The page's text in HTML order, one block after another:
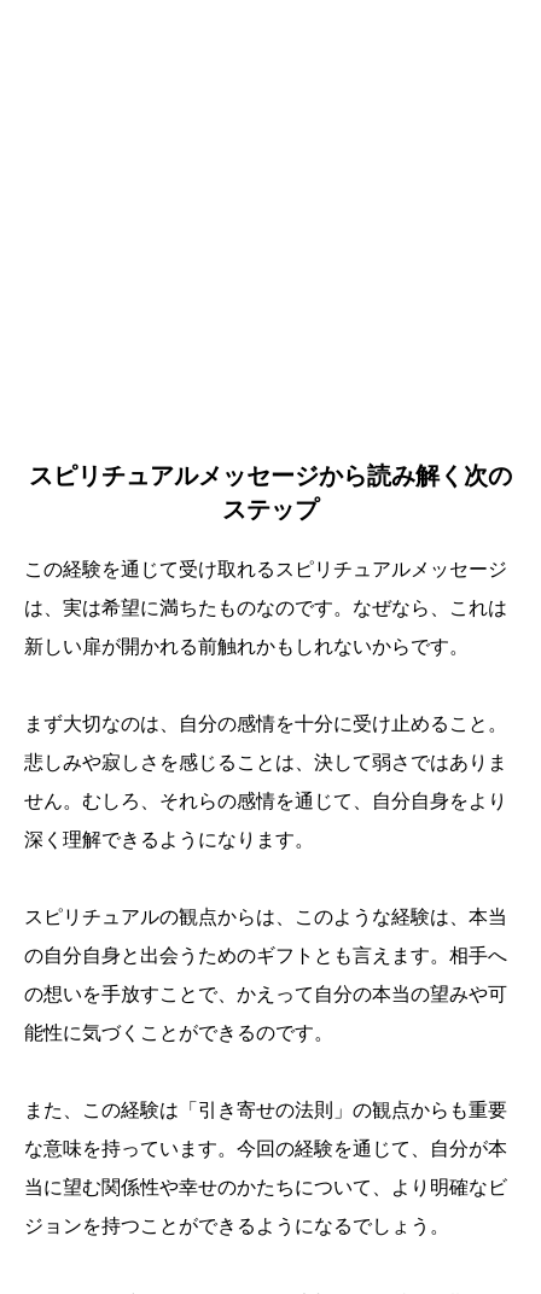
スピリチュアルメッセージから読み解く次の
ステップ
この経験を通じて受け取れるスピリチュアルメッセージ
は、実は希望に満ちたものなのです。なぜなら、これは
新しい扉が開かれる前触れかもしれないからです。
まず大切なのは、自分の感情を十分に受け止めること。
悲しみや寂しさを感じることは、決して弱さではありま
せん。むしろ、それらの感情を通じて、自分自身をより
深く理解できるようになります。
スピリチュアルの観点からは、このような経験は、本当
の自分自身と出会うためのギフトとも言えます。相手へ
の想いを手放すことで、かえって自分の本当の望みや可
能性に気づくことができるのです。
また、この経験は「引き寄せの法則」の観点からも重要
な意味を持っています。今回の経験を通じて、自分が本
当に望む関係性や幸せのかたちについて、より明確なビ
ジョンを持つことができるようになるでしょう。